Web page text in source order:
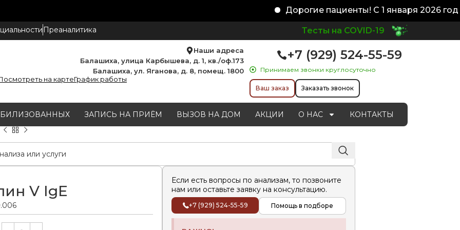
Дорогие пациенты! С 1 января 2026
Преаналитика Тесты на COVID-19
Наши адреса
Балашиха, улица Карбышева, д. 1, кв./оф.173
Балашиха, ул. Яганова, д. 8, помещ. 1800
на картеГрафик работы
+7 (929) 524-55-59
Принимаем звонки круглосуточно
Ваш заказ Заказать звонок
ЗАПИСЬ НА ПРИЁМ ВЫЗОВ НА ДОМ АКЦИИ О НАС
КОНТАКТЫ
V IgE
Alternative:
Если есть вопросы по анализам, то позвоните
нам или оставьте заявку на консультацию.
+7 (929) 524-55-59 Помощь в подборе